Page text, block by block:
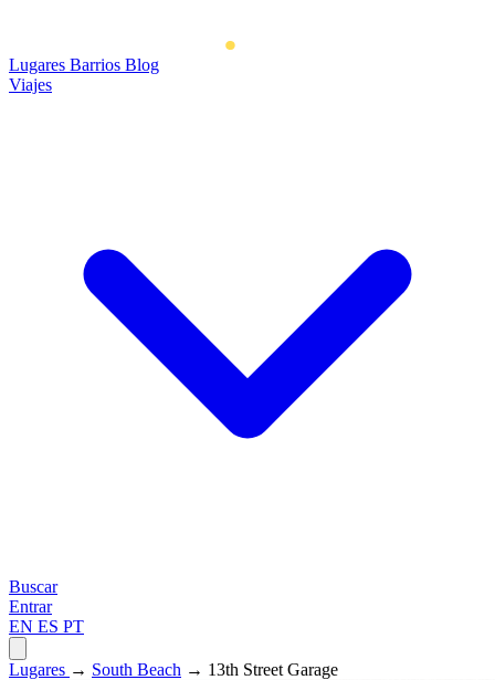
Lugares Barrios Blog
Viajes
Buscar
Entrar
EN ES PT
Lugares → South Beach → 13th Street Garage